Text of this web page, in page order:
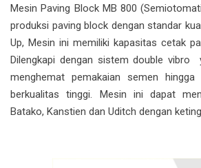
Mesin Paving Block MB 800
produksi paving block dengan standar
Up, Mesin ini memiliki kapasitas cetak
Dilengkapi dengan sistem double vibro
menghemat pemakaian semen
berkualitas tinggi. Mesin ini dapat
Batako, Kanstien dan Uditch dengan